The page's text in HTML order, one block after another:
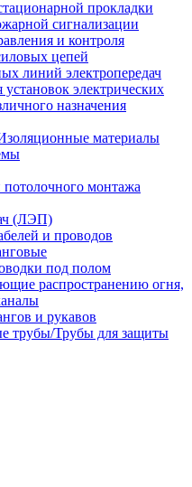
прокладки
сигнализации
и контроля
цепей
линий электропередач
электрических
назначения
материалы
монтажа
(ЛЭП)
и проводов
под полом
распространению огня,
и рукавов
трубы/Трубы для защиты